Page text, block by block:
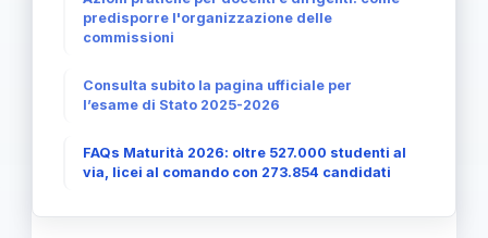
predisporre l'organizzazione delle
commissioni
Consulta subito la pagina ufficiale per
l’esame di Stato 2025-2026
FAQs Maturità 2026: oltre 527.000 studenti al
via, licei al comando con 273.854 candidati